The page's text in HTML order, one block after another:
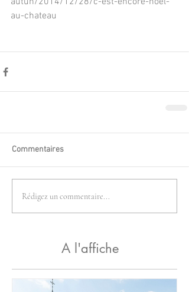
au-chateau
Commentaires
Rédigez un commentaire...
A l'affiche